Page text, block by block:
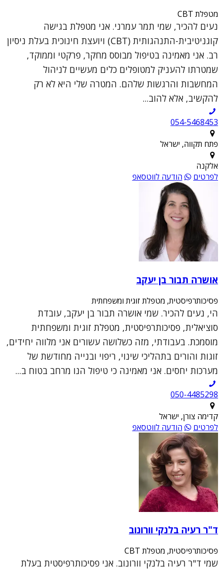
מטפלת CBT
נעים להכיר, שמי תמר עמרני. אני מטפלת בגישה
קוגניטיבית-התנהגותית (CBT) ויועצת חינוכית בעלת ניסיון
רב. אני מאמינה בטיפול מבוסס מחקר, פרקטי וממוקד,
שמטרתו להעניק למטופלים כלים מעשיים לניהול
המחשבות והרגשות שלהם. המטרה שלי היא לא רק
להקשיב, אלא להוב...
054-5468453
פתח תקווה, ישראל
אלקנה
לפרטים
הודעה לווטסאפ
אושרה תבור בן יעקב
פסיכותרפיסטית, מטפלת זוגית ומשפחתית
הי, נעים להכיר. שמי אושרה תבור בן יעקב, עובדת
סוציאלית, פסיכותרפיסטית, מטפלת זוגית ומשפחתית
מוסמכת. בעבודתי, מזה כשלושה עשורים אני מלווה יחידים,
זוגות והורים בתהליכי שינוי, ריפוי ובנייה מחודשת של
מערכות יחסים. אני מאמינה כי טיפול הנו מרחב בטוח ב...
050-4485298
קדימה צורן, ישראל
לפרטים
הודעה לווטסאפ
ד"ר רעיה בלנקי וורונוב
פסיכותרפיסטית, מטפלת CBT
שמי ד"ר רעיה בלנקי וורונוב. אני פסיכותרפיסטית בעלת